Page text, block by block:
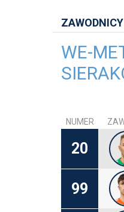
ZAWODNICY
WE-
NUMER
20
99